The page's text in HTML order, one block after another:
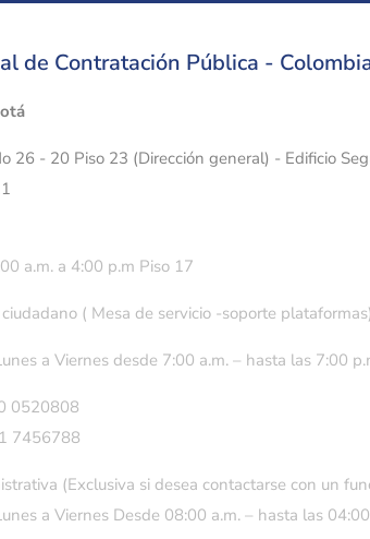
de Contratación Pública -
26 - 20 Piso 23 (Dirección general) - Edificio
a.m. a 4:00 p.m Piso 17
( Mesa de servicio -soporte plataformas)
a Viernes desde 7:00 a.m. – hasta las 7:00
0520808
7456788
(Exclusiva si desea contactarse con un
a Viernes Desde 08:00 a.m. – hasta las